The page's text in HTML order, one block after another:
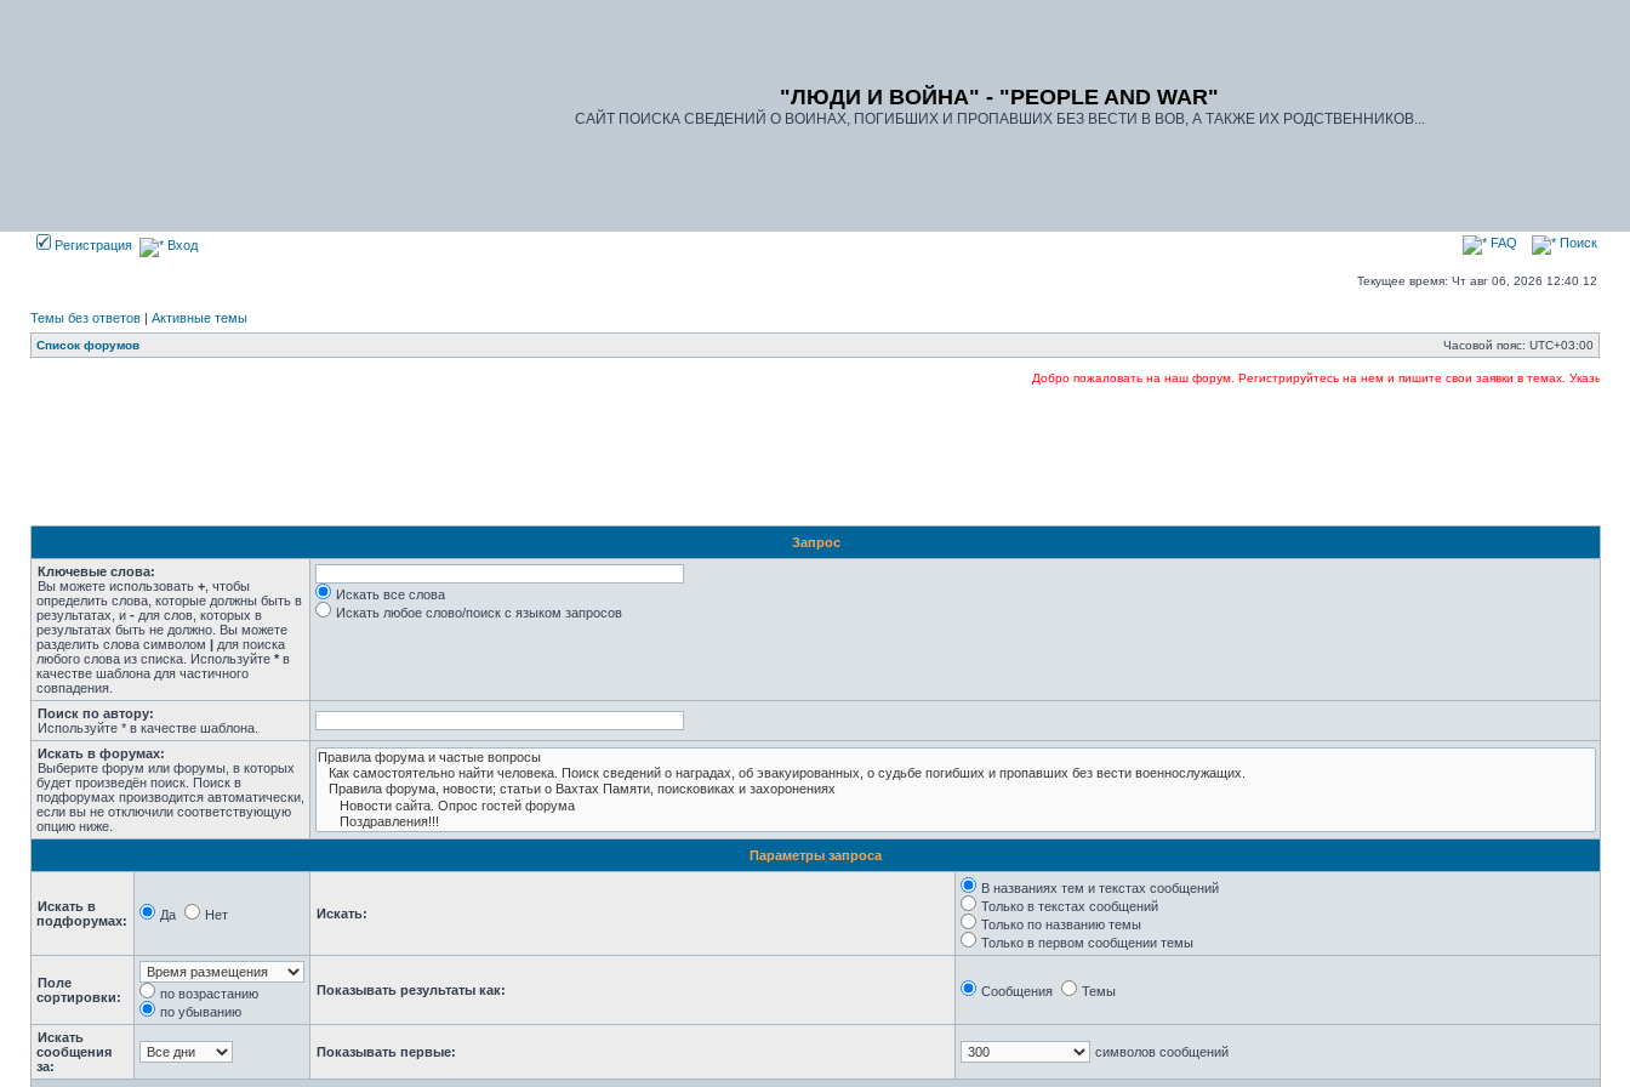
"ЛЮДИ И ВОЙНА" - "PEOPLE AND WAR"
САЙТ ПОИСКА СВЕДЕНИЙ О ВОИНАХ, ПОГИБШИХ И ПРОПАВШИХ БЕЗ ВЕСТИ В ВОВ, А ТАКЖЕ ИХ РОДСТВЕННИКОВ...
Регистрация Вход FAQ Поиск
Текущее время: Чт авг 06, 2026 12:40 12
Темы без ответов | Активные темы
Список форумов Часовой пояс: UTC+03:00
Добро пожаловать на наш форум. Регистрируйтесь на нем и пишите свои заявки в темах.
Запрос
Ключевые слова:
Вы можете использовать + , чтобы
определить слова, которые должны быть в
результатах, и - для слов, которых в
результатах быть не должно. Вы можете
разделить слова символом | для поиска
любого слова из списка. Используйте * в
качестве шаблона для частичного
совпадения.
Искать все слова
Искать любое слово/поиск с языком запросов
Поиск по автору:
Используйте * в качестве шаблона.
Искать в форумах:
Выберите форум или форумы, в которых
будет произведён поиск. Поиск в
подфорумах производится автоматически,
если вы не отключили соответствующую
опцию ниже.
Параметры запроса
Искать в
подфорумах:
Да Нет Искать:
В названиях тем и текстах сообщений
Только в текстах сообщений
Только по названию темы
Только в первом сообщении темы
Поле
сортировки:
по возрастанию
по убыванию
Показывать результаты как: Сообщения Темы
Искать
сообщения
за:
Показывать первые: символов сообщений